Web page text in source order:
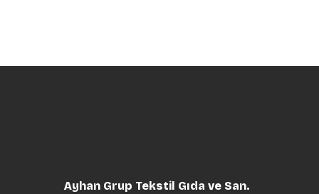
Ayhan Grup Tekstil Gıda ve San.